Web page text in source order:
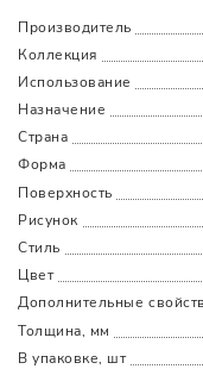
Производитель
Коллекция
Использование
Назначение
Страна
Форма
Поверхность
Рисунок
Стиль
Цвет
Дополнительные
Толщина, мм
В упаковке, шт
НаличымиКартойПо